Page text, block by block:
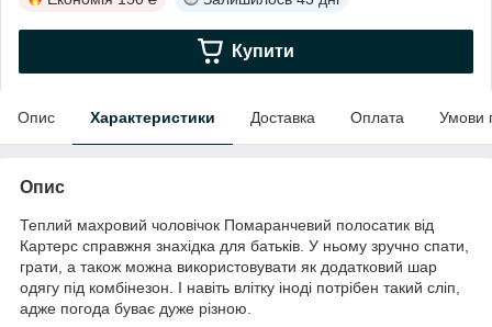
Купити
Опис Характеристики Доставка Оплата Умови
Опис
Теплий махровий чоловічок Помаранчевий полосатик від
Картерс справжня знахідка для батьків. У ньому зручно спати,
грати, а також можна використовувати як додатковий шар
одягу під комбінезон. І навіть влітку іноді потрібен такий сліп,
адже погода буває дуже різною.